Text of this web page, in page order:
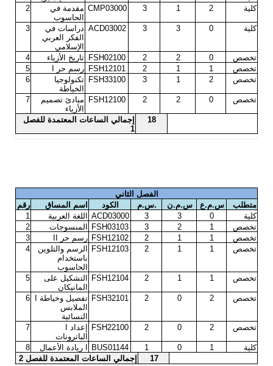
كلية
2
1
3
CMP03000 مقدمة في
الحاسوب
2
كلية 0
3
3
ACD03002 دراسات في
الفكر العربي
الإسلامي
3
تخصص 0
2
2
FSH02100 تاريخ الأزياء
4
تخصص
1
1
2
FSH12101 رسم حر
5
تخصص
2
1
3
FSH33100 تكنولوجيا
الخياطة
6
تخصص 0
2
2
FSH12100
مبادئ تصميم
الأزياء
7
18
إجمالي الساعات المعتمدة للفصل
1
الفصل الثاني
متطلب
س.م.ع س.م.ن س.م. الكود اسم المساق
رقم
كلية
0
3
3
ACD03000 اللغة العربية
1
تخصص
1
2
3
FSH03103 المنسوجات
2
تخصص
1
1
2
FSH12102 رسم حر
3
تخصص
1
1
2
FSH12103
الرسم والتلوين
باستخدام
الحاسوب
4
تخصص 1
1
2
FSH12104
التشكيل على
المانيكان
5
تخصص 2
0
2
FSH32101 تفصيل وخياطة
الملابس
النسائية
6
تخصص 2
0
2
FSH22100
إعداد
الباترونات
7
كلية 1
0
1
BUS01144 ريادة الأعمال
8
17
إجمالي الساعات المعتمدة للفصل 2